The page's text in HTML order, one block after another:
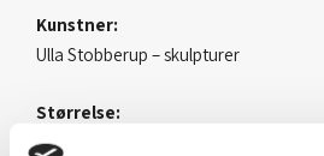
Kunstner:
Ulla Stobberup – skulpturer
Størrelse:
h 25 cm